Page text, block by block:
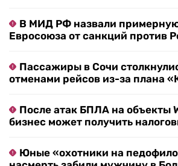
В МИД РФ назвали
Евросоюза от санкций против
Пассажиры в Сочи
отменами рейсов из-за плана
После атак БПЛА на объекты
бизнес может получить
Юные «охотники на